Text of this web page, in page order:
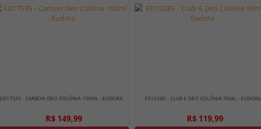
ED17535 - CARBON DEO COLÔNIA 100ML - EUDORA
R$ 149,99
ED15285 - CLUB 6 DEO COLÔNIA 95ML - EUDORA
R$ 119,99